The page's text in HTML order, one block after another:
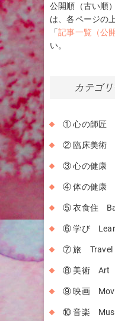
公開順（古い順
は、各ページの
「記事一覧（公
い。
カテゴ
① 心の師匠
② 臨床美術
③ 心の健康
④ 体の健康
⑤ 衣食住
⑥ 学び
⑦ 旅 Travel
⑧ 美術 Art
⑨ 映画
⑩ 音楽